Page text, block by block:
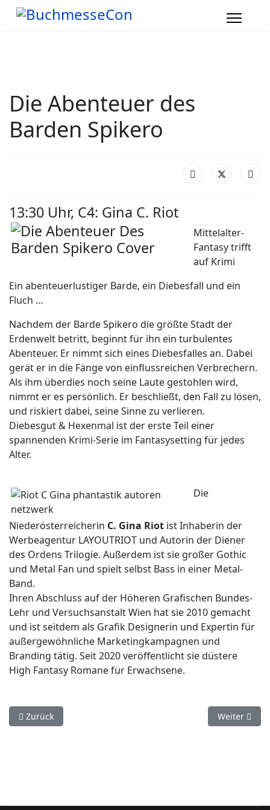
Die Abenteuer des
Barden Spikero
13:30 Uhr, C4: Gina C. Riot
Mittelalter-
Fantasy trifft
auf Krimi
Ein abenteuerlustiger Barde, ein Diebesfall und ein
Fluch …
Nachdem der Barde Spikero die größte Stadt der
Erdenwelt betritt, beginnt für ihn ein turbulentes
Abenteuer. Er nimmt sich eines Diebesfalles an. Dabei
gerät er in die Fänge von einflussreichen Verbrechern.
Als ihm überdies noch seine Laute gestohlen wird,
nimmt er es persönlich. Er beschließt, den Fall zu lösen,
und riskiert dabei, seine Sinne zu verlieren.
Diebesgut & Hexenmal ist der erste Teil einer
spannenden Krimi-Serie im Fantasysetting für jedes
Alter.
Die
Niederösterreicherin C. Gina Riot ist Inhaberin der
Werbeagentur LAYOUTRIOT und Autorin der Diener
des Ordens Trilogie. Außerdem ist sie großer Gothic
und Metal Fan und spielt selbst Bass in einer Metal-
Band.
Ihren Abschluss auf der Höheren Grafischen Bundes-
Lehr und Versuchsanstalt Wien hat sie 2010 gemacht
und ist seitdem als Grafik Designerin und Expertin für
außergewöhnliche Marketingkampagnen und
Branding tätig. Seit 2020 veröffentlicht sie düstere
High Fantasy Romane für Erwachsene.
Vorheriger Beitrag: Gut fürs Klima - und wofür wir sonst
Zurück Nächster
Weiter